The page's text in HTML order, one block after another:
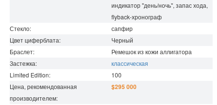
индикатор "день/ночь", запас хода,
flyback-хронограф
Стекло:
сапфир
Цвет циферблата:
Черный
Браслет:
Ремешок из кожи аллигатора
Застежка:
классическая
Limited Edition:
100
Цена, рекомендованная
производителем:
$295 000